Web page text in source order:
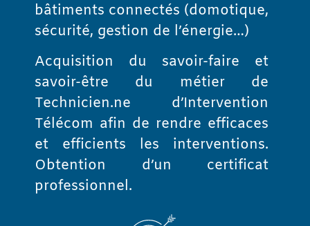
bâtiments connectés (domotique,
sécurité, gestion de l’énergie…)
Acquisition du savoir-faire et
savoir-être du métier de
Technicien.ne d’Intervention
Télécom afin de rendre efficaces
et efficients les interventions.
Obtention d’un certificat
professionnel.